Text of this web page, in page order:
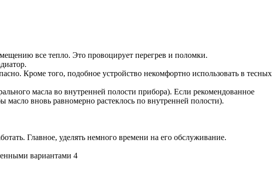
все тепло. Это провоцирует перегрев и поломки.
Кроме того, подобное устройство некомфортно использовать в тесных
масла во внутренней полости прибора). Если рекомендованное
масло вновь равномерно растеклось по внутренней полости).
Главное, уделять немного времени на его обслуживание.